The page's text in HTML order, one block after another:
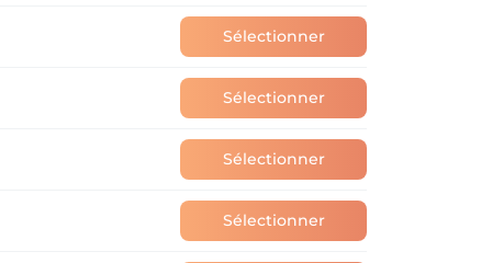
Sélectionner
Sélectionner
Sélectionner
Sélectionner